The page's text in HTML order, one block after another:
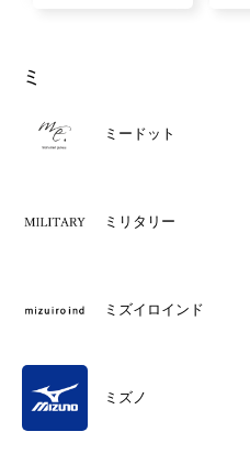
ミ
ミードット
ミリタリー
ミズイロインド
ミズノ